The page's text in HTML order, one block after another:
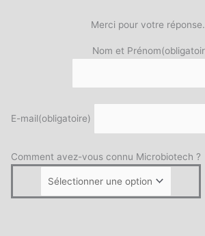
Merci pour votre réponse.
Nom et Prénom
E-mail (obligatoire)
Comment avez-vous connu Microbiotech ?